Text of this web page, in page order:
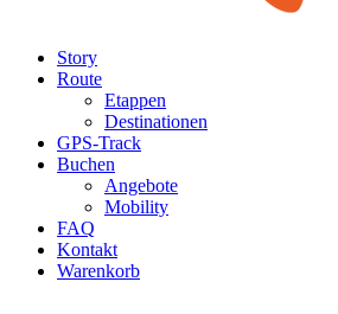
Story
Route
Etappen
Destinationen
GPS-Track
Buchen
Angebote
Mobility
FAQ
Kontakt
Warenkorb